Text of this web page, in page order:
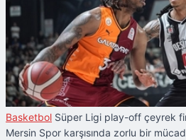
Basketbol Süper Ligi play-off çeyrek
Mersin Spor karşısında zorlu bir